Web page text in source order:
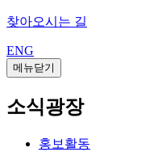
찾아오시는 길
ENG
메뉴닫기
소식광장
홍보활동